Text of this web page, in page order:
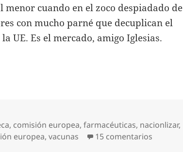
cuando en el zoco despiadado de
con mucho parné que decuplican el
UE. Es el mercado, amigo Iglesias.
, comisión europea,farmacéuticas, nacionlizar,
europea,vacunas 15 comentarios